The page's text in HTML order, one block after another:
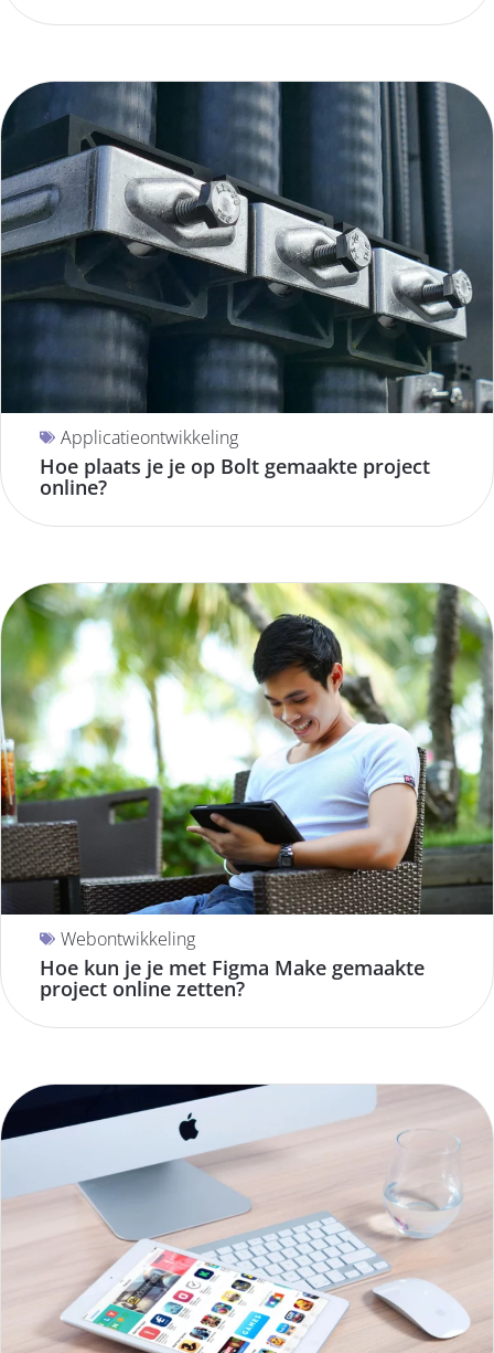
Applicatieontwikkeling
Hoe plaats je je op Bolt gemaakte project
online?
Webontwikkeling
Hoe kun je je met Figma Make gemaakte
project online zetten?